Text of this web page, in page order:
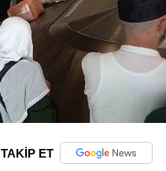
TAKİP ET